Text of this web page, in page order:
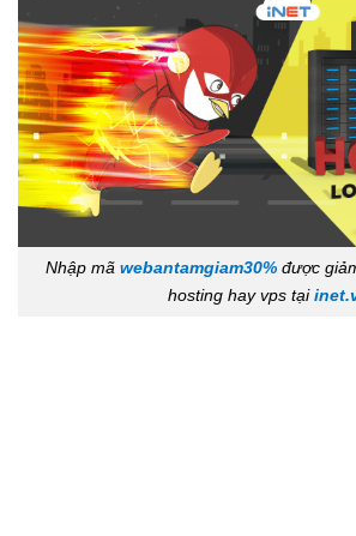
Nhập mã webantamgiam30% được
hosting hay vps tại